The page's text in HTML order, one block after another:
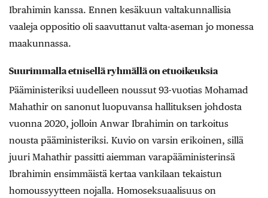
Ibrahimin kanssa. Ennen kesäkuun valtakunnallisia
vaaleja oppositio oli saavuttanut valta-aseman jo monessa
maakunnassa.
Suurimmalla etnisellä ryhmällä on etuoikeuksia
Pääministeriksi uudelleen noussut 93-vuotias Mohamad
Mahathir on sanonut luopuvansa hallituksen johdosta
vuonna 2020, jolloin Anwar Ibrahimin on tarkoitus
nousta pääministeriksi. Kuvio on varsin erikoinen, sillä
juuri Mahathir passitti aiemman varapääministerinsä
Ibrahimin ensimmäistä kertaa vankilaan tekaistun
homoussyytteen nojalla. Homoseksuaalisuus on